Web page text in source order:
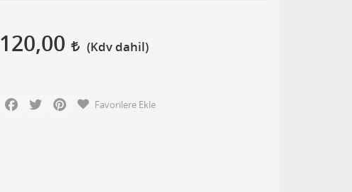
120,00
Facebook
Twitter PinterestFavorilere Ekle